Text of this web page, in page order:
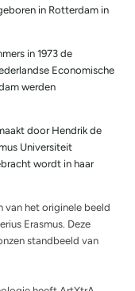
in Rotterdam in
in 1973 de
Economische
werden
door Hendrik de
Universiteit
wordt in haar
van het originele beeld
Erasmus. Deze
standbeeld van